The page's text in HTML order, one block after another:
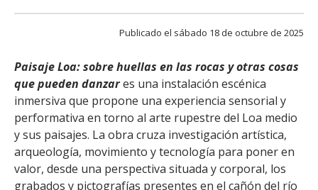
FACULTAD
Estudiantes
Académicas/os
Funcionarias/os
Egresadas/os
Publicado el sábado 18 de octubre de 2025
Paisaje Loa: sobre huellas en las rocas y otras cosas
que pueden danzares una instalación escénica
inmersiva que propone una experiencia sensorial y
performativa en torno al arte rupestre del Loa medio
y sus paisajes. La obra cruza investigación artística,
arqueología, movimiento y tecnología para poner en
valor, desde una perspectiva situada y corporal, los
grabados y pictografías presentes en el cañón del río